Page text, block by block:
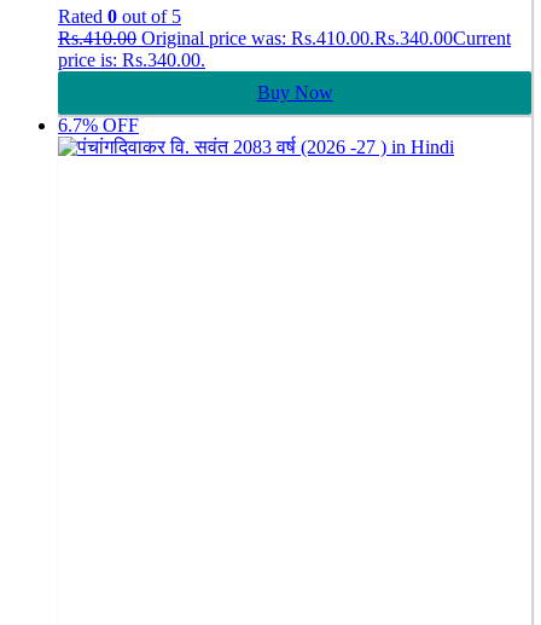
Rated 0 out of 5
Rs.410.00 Original price was: Rs.410.00.Rs.340.00Current
price is: Rs.340.00.
Buy Now
6.7% OFF